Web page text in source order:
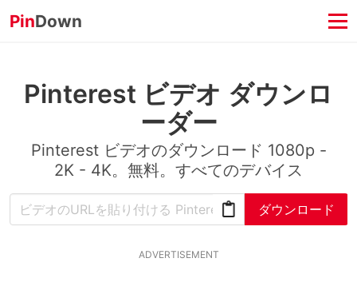
PinDown
Pinterest ビデオ ダウンロ
ーダー
Pinterest ビデオのダウンロード 1080p -
2K - 4K。無料。すべてのデバイス
ダウンロード
ADVERTISEMENT